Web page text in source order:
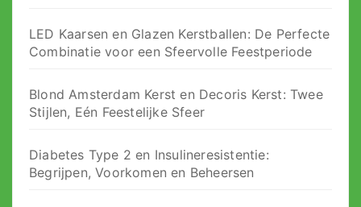
LED Kaarsen en Glazen Kerstballen: De Perfecte
Combinatie voor een Sfeervolle Feestperiode
Blond Amsterdam Kerst en Decoris Kerst: Twee
Stijlen, Eén Feestelijke Sfeer
Diabetes Type 2 en Insulineresistentie:
Begrijpen, Voorkomen en Beheersen